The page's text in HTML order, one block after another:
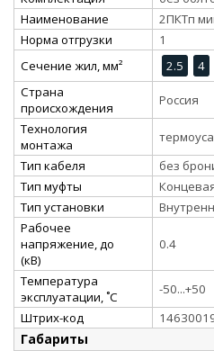
Наименование
2ПКТп
Норма отгрузки
1
Сечение жил, мм²
2.5 4
Страна
происхождения
Россия
Технология
монтажа
Тип кабеля
без
Тип муфты
Тип установки
Рабочее
напряжение, до
(кВ)
0.4
Температура
эксплуатации, ˚С
-50...+50
Штрих-код
Габариты